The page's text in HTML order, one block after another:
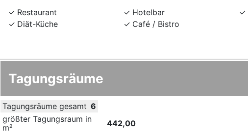
Restaurant
Diät-Küche
Hotelbar
Café / Bistro
Tagungsräume
Tagungsräume gesamt 6
größter Tagungsraum in
m²
442,00